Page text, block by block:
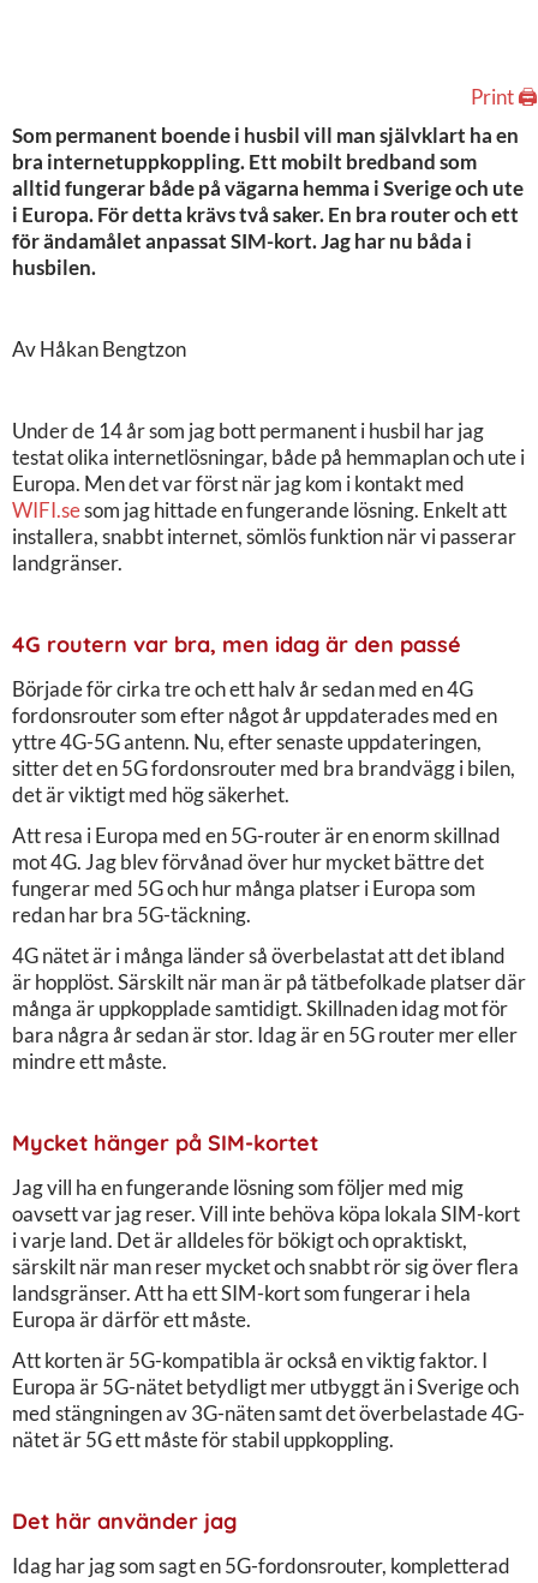
Print 🖨
Som permanent boende i husbil vill man självklart ha en
bra internetuppkoppling. Ett mobilt bredband som
alltid fungerar både på vägarna hemma i Sverige och ute
i Europa. För detta krävs två saker. En bra router och ett
för ändamålet anpassat SIM-kort. Jag har nu båda i
husbilen.
Av Håkan Bengtzon
Under de 14 år som jag bott permanent i husbil har jag
testat olika internetlösningar, både på hemmaplan och ute i
Europa. Men det var först när jag kom i kontakt med
WIFI.sesom jag hittade en fungerande lösning. Enkelt att
installera, snabbt internet, sömlös funktion när vi passerar
landgränser.
4G routern var bra, men idag är den passé
Började för cirka tre och ett halv år sedan med en 4G
fordonsrouter som efter något år uppdaterades med en
yttre 4G-5G antenn. Nu, efter senaste uppdateringen,
sitter det en 5G fordonsrouter med bra brandvägg i bilen,
det är viktigt med hög säkerhet.
Att resa i Europa med en 5G-router är en enorm skillnad
mot 4G. Jag blev förvånad över hur mycket bättre det
fungerar med 5G och hur många platser i Europa som
redan har bra 5G-täckning.
4G nätet är i många länder så överbelastat att det ibland
är hopplöst. Särskilt när man är på tätbefolkade platser där
många är uppkopplade samtidigt. Skillnaden idag mot för
bara några år sedan är stor. Idag är en 5G router mer eller
mindre ett måste.
Mycket hänger på SIM-kortet
Jag vill ha en fungerande lösning som följer med mig
oavsett var jag reser. Vill inte behöva köpa lokala SIM-kort
i varje land. Det är alldeles för bökigt och opraktiskt,
särskilt när man reser mycket och snabbt rör sig över flera
landsgränser. Att ha ett SIM-kort som fungerar i hela
Europa är därför ett måste.
Att korten är 5G-kompatibla är också en viktig faktor. I
Europa är 5G-nätet betydligt mer utbyggt än i Sverige och
med stängningen av 3G-näten samt det överbelastade 4G-
nätet är 5G ett måste för stabil uppkoppling.
Det här använder jag
Idag har jag som sagt en 5G-fordonsrouter, kompletterad